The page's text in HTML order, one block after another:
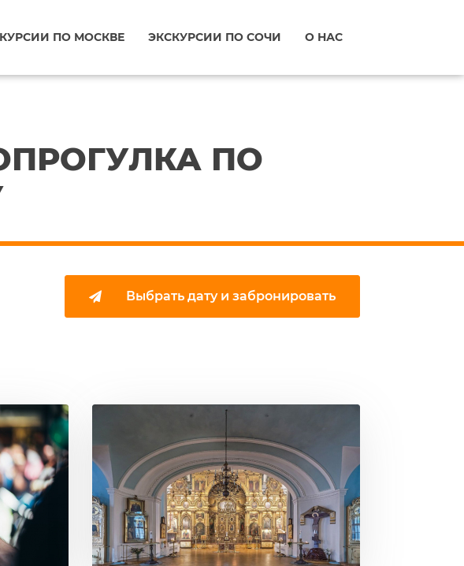
ПО МОСКВЕ ЭКСКУРСИИ ПО СОЧИ О НАС
ПО
Выбрать дату и забронировать